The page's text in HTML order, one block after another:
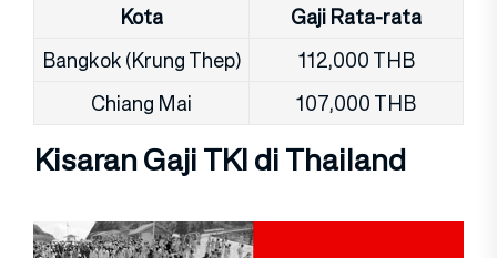
Kota GajiRata-rata
Bangkok (Krung Thep)
112,000 THB
Chiang Mai
107,000 THB
Kisaran Gaji TKI di Thailand